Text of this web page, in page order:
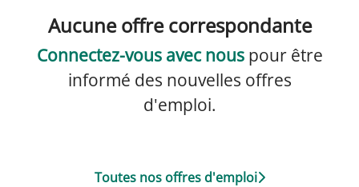
Aucune offre correspondante
Connectez-vous avec nouspour être
informé des nouvelles offres
d'emploi.
Toutes nos offres d'emploi